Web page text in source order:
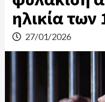
ηλικία των
27/01/2026